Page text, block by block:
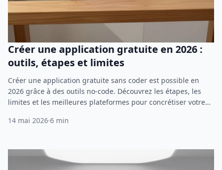
Créer une application gratuite en 2026 :
outils, étapes et limites
Créer une application gratuite sans coder est possible en
2026 grâce à des outils no-code. Découvrez les étapes, les
limites et les meilleures plateformes pour concrétiser votre
14 mai 2026 6 min